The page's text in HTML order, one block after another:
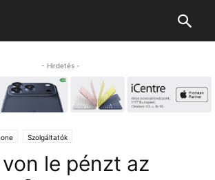
- Hirdetés -
Szolgáltatók
le pénzt az